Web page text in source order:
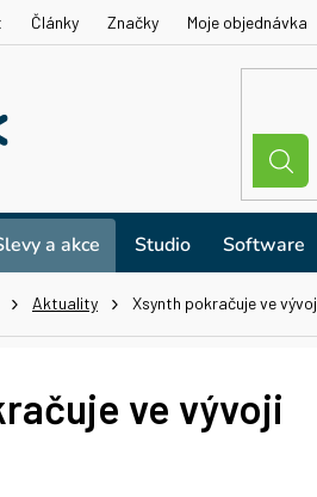
Články Značky Moje objednávka
a akce Studio Software
Aktuality Xsynth pokračuje ve
ve vývoji